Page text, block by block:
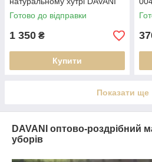
00236
Готово до відправки
1 350 ₴
Купити
Показати ще
DAVANI оптово-роздрібний
уборів